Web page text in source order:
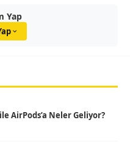
Yap
AirPods’a Neler Geliyor?